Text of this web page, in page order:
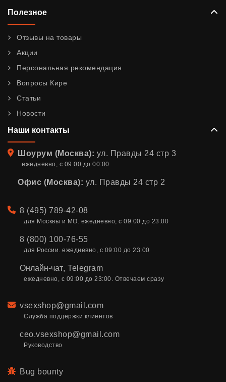
Полезное
Отзывы на товары
Акции
Персональная рекомендация
Вопросы Кире
Статьи
Новости
Наши контакты
Адрес
Шоурум (Москва): ул. Правды 24 стр 3
ежедневно, с 09:00 до 00:00
Офис (Москва): ул. Правды 24 стр 2
Телефон
8 (495) 789-42-08
для Москвы и МО. ежедневно, с 09:00 до 23:00
8 (800) 100-76-55
для России. ежедневно, с 09:00 до 23:00
Онлайн-чат, Telegram
ежедневно, с 09:00 до 23:00. Отвечаем сразу
Email
vsexshop@gmail.com
Служба поддержки клиентов
ceo.vsexshop@gmail.com
Руководство
Bug bounty